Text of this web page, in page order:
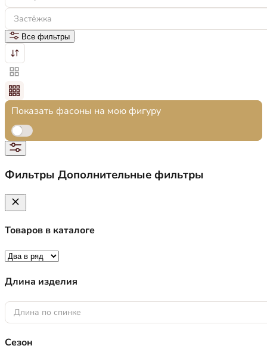
Застёжка
Все фильтры
Показать фасоны на мою фигуру
Фильтры Дополнительные фильтры
Товаров в каталоге
Длина изделия
Длина по спинке
Сезон